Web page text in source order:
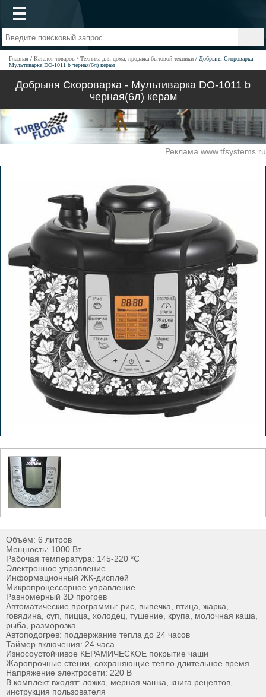
Главная Каталог товаров Техника для дома, продажа бытовой техники
Добрыня Скороварка -
Мультиварка DO-1011 b черная(6л) керам
Добрыня Скороварка - Мультиварка DO-1011 b
черная(6л) керам
Реклама www.tfsystems.ru
Объём: 6 литров
Мощность: 1000 Вт
Рабочая температура: 145-220 *С
Электронное управление
Информационный ЖК-дисплей
Микропроцессорное управление
Равномерный 3D прогрев
Автоматические программы: рис, выпечка, птица, жарка,
говядина, суп, пицца, холодец, тушение, крупа, молочная каша,
рыба, разморозка.
Автоподогрев: поддержание тепла до 24 часов
Таймер включения: 24 часа
Износоустойчивое КЕРАМИЧЕСКОЕ покрытие чаши
Жаропрочные стенки, сохраняющие тепло длительное время
Напряжение электросети: 220 В
В комплект входят: ложка, мерная чашка, книга рецептов,
инструкция пользователя